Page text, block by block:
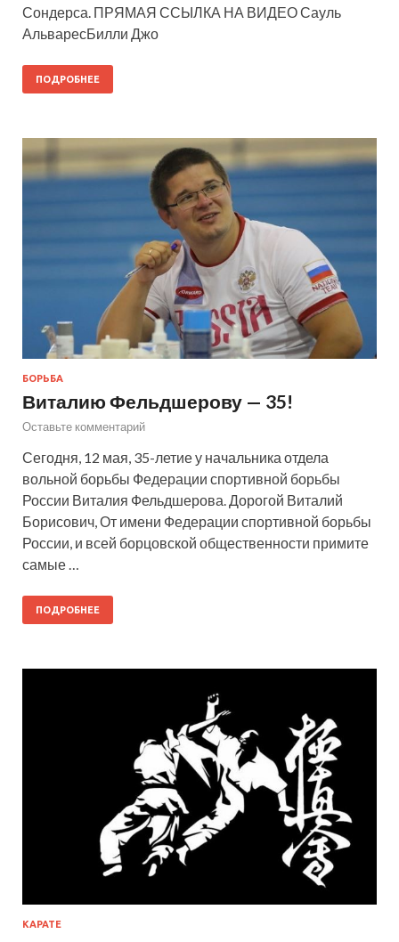
Сондерса. ПРЯМАЯ ССЫЛКА НА ВИДЕО Сауль
АльваресБилли Джо
ПОДРОБНЕЕ
БОРЬБА
Виталию Фельдшерову — 35!
Оставьте комментарий
Сегодня, 12 мая, 35-летие у начальника отдела
вольной борьбы Федерации спортивной борьбы
России Виталия Фельдшерова. Дорогой Виталий
Борисович, От имени Федерации спортивной борьбы
России, и всей борцовской общественности примите
самые …
ПОДРОБНЕЕ
КАРАТЕ